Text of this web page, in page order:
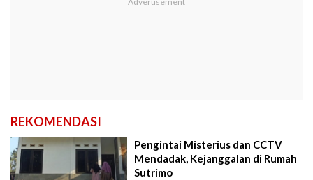
REKOMENDASI
Pengintai Misterius dan CCTV
Mendadak, Kejanggalan di Rumah
Sutrimo